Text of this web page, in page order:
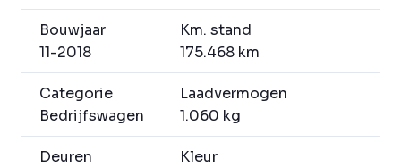
Bouwjaar
11-2018
Km. stand
175.468 km
Categorie
Bedrijfswagen
Laadvermogen
1.060 kg
Deuren
Kleur